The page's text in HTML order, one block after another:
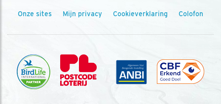
Onze sites Mijn privacy Cookieverklaring Colofon